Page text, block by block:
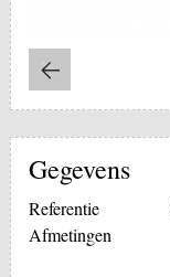
Gegevens
Referentie
Afmetingen